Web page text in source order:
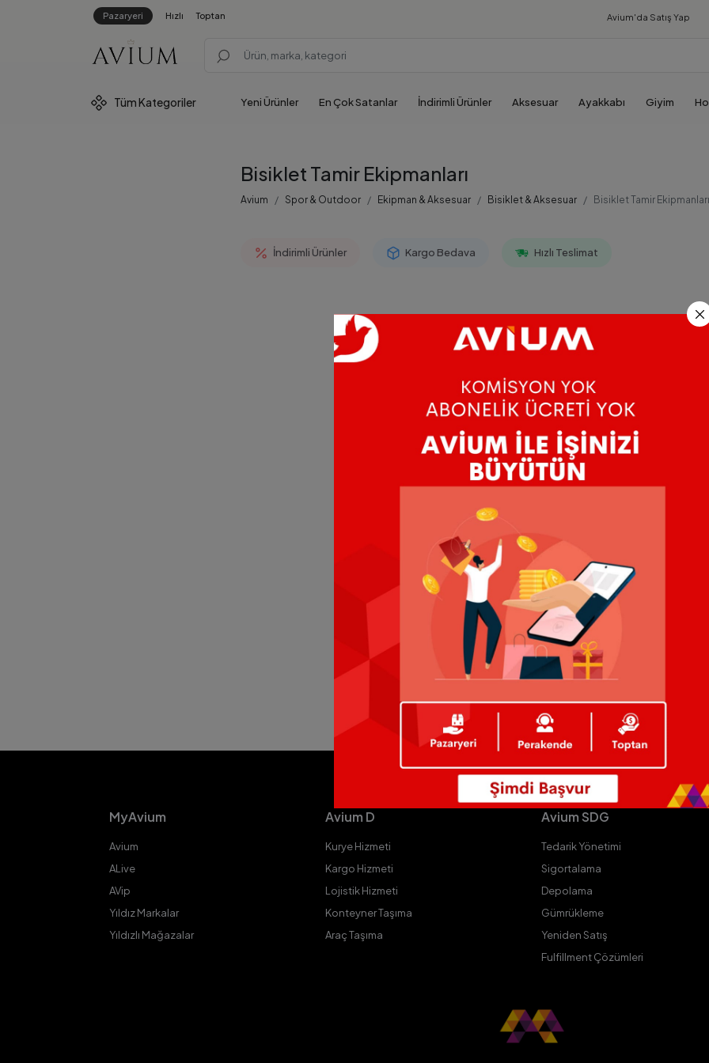
Pazaryeri Hızlı Toptan Avium'da Satış Yap
TümKategoriler Yeni Ürünler En Çok Satanlar İndirimli Ürünler Aksesuar Ayakkabı Giyim
Bisiklet Tamir Ekipmanları
Avium Spor & Outdoor Ekipman & Aksesuar Bisiklet & Aksesuar Bisiklet Tamir Ekipmanları
İndirimli Ürünler Kargo Bedava Hızlı Teslimat
Üzgünüz, aradığınız kriterlere uygun ürün
MyAvium
Avium
ALive
AVip
Yıldız Markalar
Yıldızlı Mağazalar
Avium D
Kurye Hizmeti
Kargo Hizmeti
Lojistik Hizmeti
Konteyner Taşıma
Araç Taşıma
Avium SDG
Tedarik Yönetimi
Sigortalama
Depolama
Gümrükleme
Yeniden Satış
Fulfillment Çözümleri